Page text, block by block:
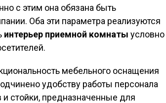
с этим она обязана быть
Оба эти параметра реализуются
интерьер приемной комнаты условно
мебельного оснащения
удобству работы персонала
стойки, предназначенные для